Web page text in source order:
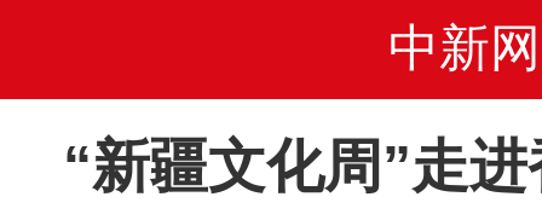
中新网
“新疆文化周”走